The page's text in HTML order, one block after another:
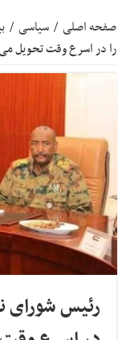
صفحه اصلی / سیاسی /
را در اسرع وقت تحویل
رئیس شورای